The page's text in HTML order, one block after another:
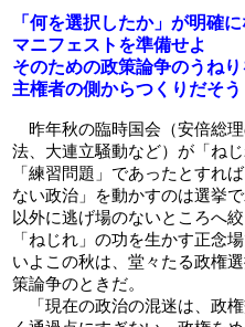
「何を選択したか」が明確
マニフェストを準備せよ
そのための政策論争のうねり
主権者の側からつくりだそう
昨年秋の臨時国会（安倍総
法、大連立騒動など）が「ね
「練習問題」であったとすれ
ない政治」を動かすのは選挙
以外に逃げ場のないところへ
「ねじれ」の功を生かす正念
いよこの秋は、堂々たる政権
策論争のときだ。
「現在の政治の混迷は、政